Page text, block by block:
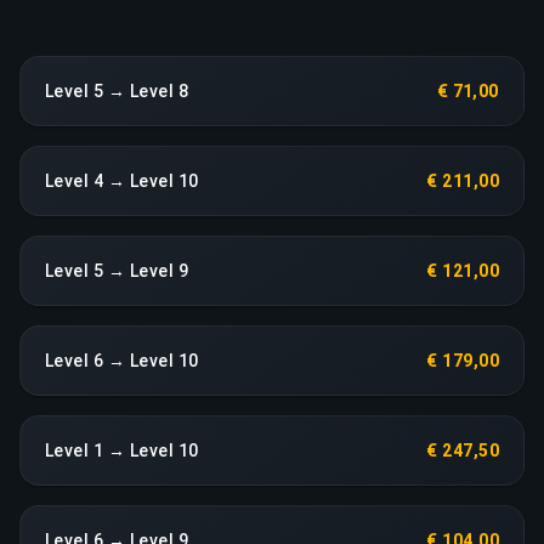
Level 5 → Level 8 € 71,00
Level 4 → Level 10 € 211,00
Level 5 → Level 9 € 121,00
Level 6 → Level 10 € 179,00
Level 1 → Level 10 € 247,50
Level 6 → Level 9 € 104,00